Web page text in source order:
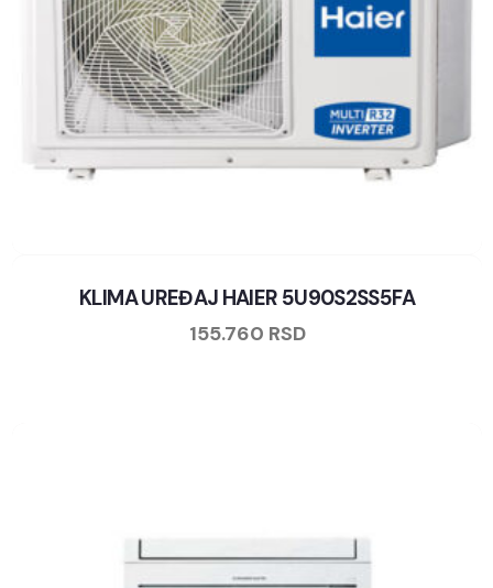
KLIMA UREĐAJ HAIER 5U90S2SS5FA
155.760 RSD